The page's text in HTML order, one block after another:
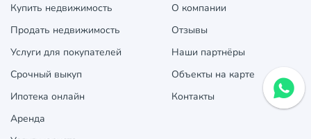
Купить недвижимость
Продать недвижимость
Услуги для покупателей
Срочный выкуп
Ипотека онлайн
Аренда
О компании
Отзывы
Наши партнёры
Объекты на карте
Контакты